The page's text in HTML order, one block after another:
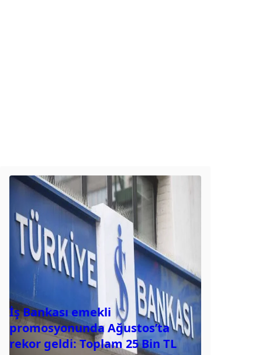
İş Bankası emekli
promosyonunda Ağustos’ta
rekor geldi: Toplam 25 Bin TL